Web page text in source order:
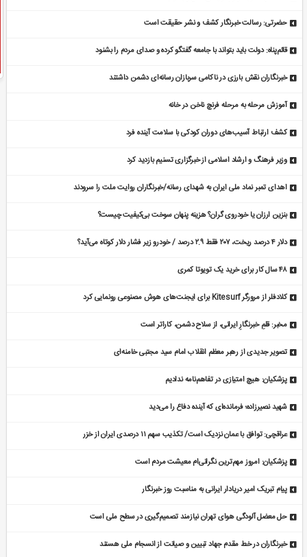
حضرتی: رسالت خبرنگار کشف و نشر حقیقت است
قائم‌پناه: دولت باید بتواند با جامعه گفتگو کرده و صدای مردم را بشنود
خبرنگاران نقش بارزی در ناکامی سربازان رسانه‌ای دشمن داشتند
آموزش مرحله به مرحله فرنچ ناخن در خانه
کشف ارتباط آسیب‌های دوران کودکی با سلامت آینده فرد
وزیر فرهنگ و ارشاد اسلامی از خبرگزاری تسنیم بازدید کرد
اهدای تمبر نماد ملی ایران به شهدای رسانه/خبرنگاران روایت ملت را سرودند
بنزین ارزان یا خودروی گران؟ هزینه پنهان سوخت بی‌کیفیت چیست؟
دلار ۴ درصد ریخت، ۲۰۷ فقط ۲.۹ درصد / خودرو زیر فشار دلار کوتاه می‌آید؟
۴۸ سال کار برای خرید یک تویوتا کمری
کلادفلر از مرورگر Kitesurf برای ایجنت‌های هوش مصنوعی رونمایی کرد
مخبر: قلمِ خبرنگارِ ایرانی، از سلاح دشمن، کاراتر است
تصویر جدیدی از رهبر معظم انقلاب امام سید مجتبی خامنه‌ای
پزشکیان: هیچ امتیازی در تفاهم‌نامه ندادیم
شهید نصیرزاده؛ فرمانده‌ای که آینده دفاع را می‌دید
عراقچی: توافق با عمان نزدیک است/ تکذیب سهم ۱۱ درصدی ایران از خزر
پزشکیان: امروز مهم‌ترین نگرانی‌ام معیشت مردم است
پیام تبریک امیر دریادار ایرانی به مناسبت روز خبرنگار
حل معضل آلودگی هوای تهران نیازمند تصمیم‌گیری در سطح ملی است
خبرنگاران در خط مقدم جهاد تبیین و صیانت از انسجام ملی هستند